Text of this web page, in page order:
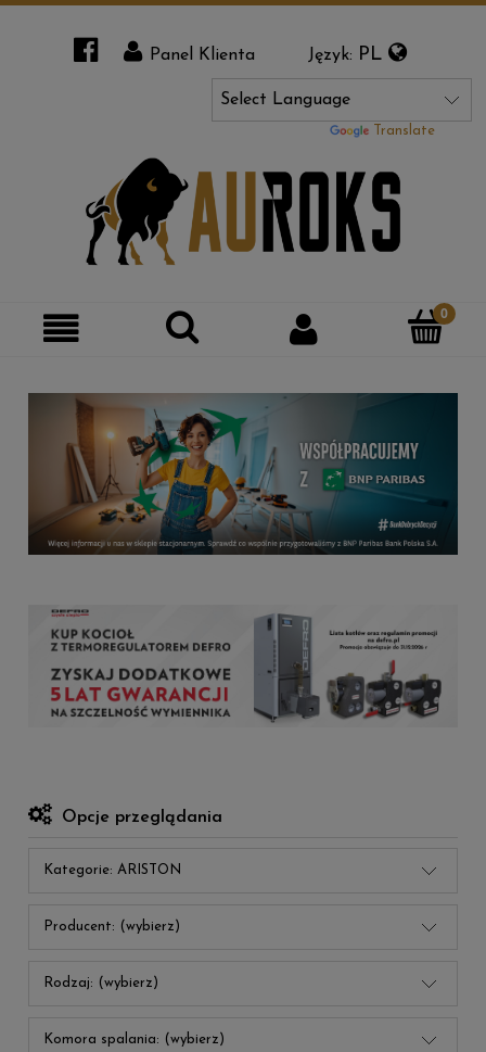
Panel Klienta Język: PL
Powered by Translate
Opcje przeglądania
Kategorie: ARISTON
Producent: (wybierz)
Rodzaj: (wybierz)
Komora spalania: (wybierz)